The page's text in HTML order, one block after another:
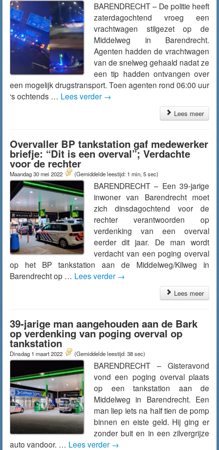
BARENDRECHT – De politie heeft
zaterdagochtend vroeg een
vrachtwagen stilgezet op de
Middelweg in Barendrecht.
Agenten hadden de vrachtwagen
van de snelweg gehaald nadat ze
een tip hadden ontvangen over
een mogelijk drugstransport. Toen agenten rond 06:00 uur
‘s ochtends … Lees verder →
Lees meer
Overvaller BP tankstation gaf medewerker
briefje: “Dit is een overval”; Verdachte
voor de rechter
Maandag 30 mei 2022 (Gemiddelde leestijd: 1 min, 5 sec)
BARENDRECHT – Een 39-jarige
inwoner van Barendrecht moet
zich dinsdagochtend voor de
rechter verantwoorden op
verdenking van een overval
eerder dit jaar. De man wordt
verdacht van een poging overval
op het BP tankstation aan de Middelweg/Kilweg in
Barendrecht op … Lees verder →
Lees meer
39-jarige man aangehouden aan de Bark
op verdenking van poging overval op
tankstation
Dinsdag 1 maart 2022 (Gemiddelde leestijd: 38 sec)
BARENDRECHT – Gisteravond
vond een poging overval plaats
op een tankstation aan de
Middelweg in Barendrecht. Een
man liep iets na half tien de pomp
binnen en eiste geld. Hij ging er
zonder buit en in een zilvergrijze
auto vandoor. … Lees verder →